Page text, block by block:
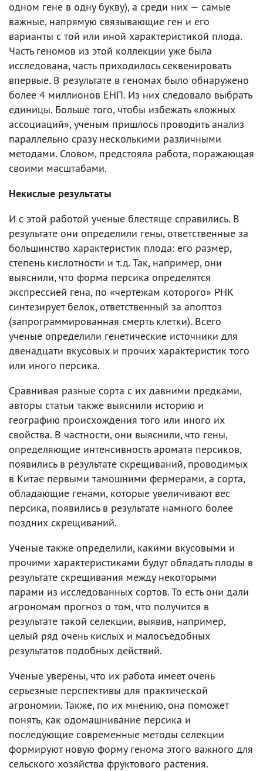
одном гене в одну букву), а среди них — самые
важные, напрямую связывающие ген и его
варианты с той или иной характеристикой плода.
Часть геномов из этой коллекции уже была
исследована, часть приходилось секвенировать
впервые. В результате в геномах было обнаружено
более 4 миллионов ЕНП. Из них следовало выбрать
единицы. Больше того, чтобы избежать «ложных
ассоциаций», ученым пришлось проводить анализ
параллельно сразу несколькими различными
методами. Словом, предстояла работа, поражающая
своими масштабами.
Некислые результаты
И с этой работой ученые блестяще справились. В
результате они определили гены, ответственные за
большинство характеристик плода: его размер,
степень кислотности и т.д. Так, например, они
выяснили, что форма персика определятся
экспрессией гена, по «чертежам которого» РНК
синтезирует белок, ответственный за апоптоз
(запрограммированная смерть клетки). Всего
ученые определили генетические источники для
двенадцати вкусовых и прочих характеристик того
или иного персика.
Сравнивая разные сорта с их давними предками,
авторы статьи также выяснили историю и
географию происхождения того или иного их
свойства. В частности, они выяснили, что гены,
определяющие интенсивность аромата персиков,
появились в результате скрещиваний, проводимых
в Китае первыми тамошними фермерами, а сорта,
обладающие генами, которые увеличивают вес
персика, появились в результате намного более
поздних скрещиваний.
Ученые также определили, какими вкусовыми и
прочими характеристиками будут обладать плоды в
результате скрещивания между некоторыми
парами из исследованных сортов. То есть они дали
агрономам прогноз о том, что получится в
результате такой селекции, выявив, например,
целый ряд очень кислых и малосъедобных
результатов подобных действий.
Ученые уверены, что их работа имеет очень
серьезные перспективы для практической
агрономии. Также, по их мнению, она поможет
понять, как одомашнивание персика и
последующие современные методы селекции
формируют новую форму генома этого важного для
сельского хозяйства фруктового растения.